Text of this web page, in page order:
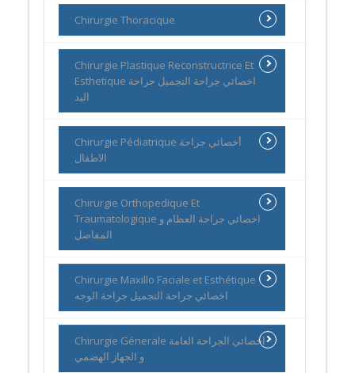
Chirurgie Thoracique
Chirurgie Plastique Reconstructrice Et
Esthetique اخصائي جراحة التجميل جراحة
اليد
Chirurgie Pédiatrique أخصائي جراحة
الاطفال
Chirurgie Orthopedique Et
Traumatologique اخصائي جراحة العظام و
المفاصل
Chirurgie Maxillo Faciale et Esthétique
اخصائي جراحة التجميل جراحة الوجه
Chirurgie Génerale اخصائي الجراحة العامة
و الجهاز الهضمي